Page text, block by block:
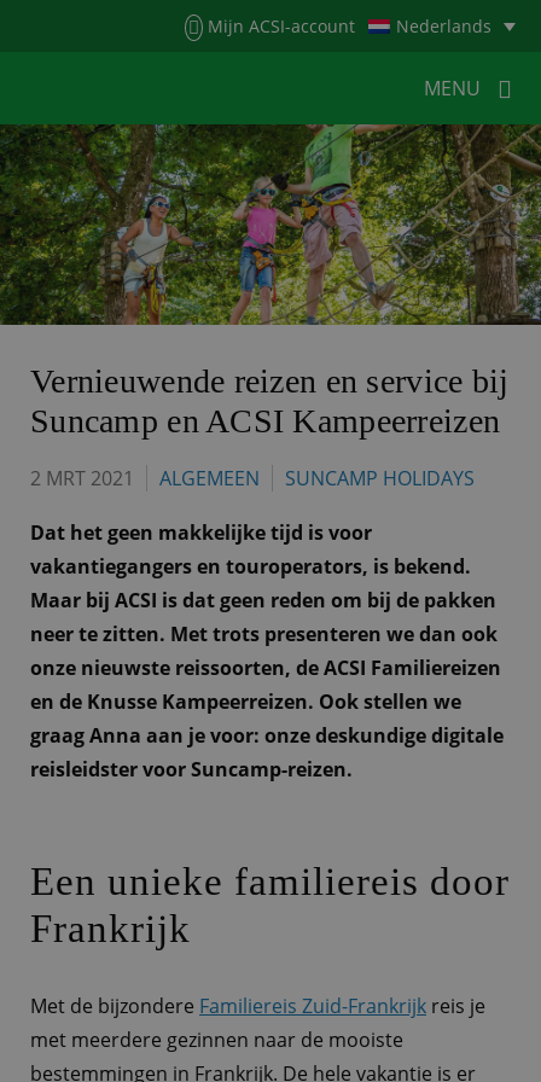
Mijn ACSI-account Nederlands
MENU
MENUMENU
HOME VOOR KAMPEERDERS
VOOR CAMPINGSKAMPEERNIEUWS
ACSI WEBSHOP WERKEN BIJ ACSI
CONTACT
Vernieuwende reizen en service bij
Suncamp en ACSI Kampeerreizen
2 MRT 2021 ALGEMEEN SUNCAMP HOLIDAYS
Dat het geen makkelijke tijd is voor
vakantiegangers en touroperators, is bekend.
Maar bij ACSI is dat geen reden om bij de pakken
neer te zitten. Met trots presenteren we dan ook
onze nieuwste reissoorten, de ACSI Familiereizen
en de Knusse Kampeerreizen. Ook stellen we
graag Anna aan je voor: onze deskundige digitale
reisleidster voor Suncamp-reizen.
Een unieke familiereis door
Frankrijk
Met de bijzondere Familiereis Zuid-Frankrijk reis je
met meerdere gezinnen naar de mooiste
bestemmingen in Frankrijk. De hele vakantie is er